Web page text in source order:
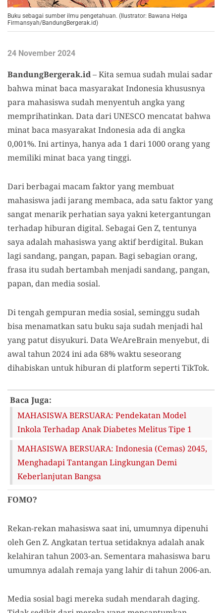
Buku sebagai sumber ilmu pengetahuan. (Ilustrator: Bawana Helga
Firmansyah/BandungBergerak.id)
24 November 2024
BandungBergerak.id– Kita semua sudah mulai sadar
bahwa minat baca masyarakat Indonesia khususnya
para mahasiswa sudah menyentuh angka yang
memprihatinkan. Data dari UNESCO mencatat bahwa
minat baca masyarakat Indonesia ada di angka
0,001%. Ini artinya, hanya ada 1 dari 1000 orang yang
memiliki minat baca yang tinggi.
Dari berbagai macam faktor yang membuat
mahasiswa jadi jarang membaca, ada satu faktor yang
sangat menarik perhatian saya yakni ketergantungan
terhadap hiburan digital. Sebagai Gen Z, tentunya
saya adalah mahasiswa yang aktif berdigital. Bukan
lagi sandang, pangan, papan. Bagi sebagian orang,
frasa itu sudah bertambah menjadi sandang, pangan,
papan, dan media sosial.
Di tengah gempuran media sosial, seminggu sudah
bisa menamatkan satu buku saja sudah menjadi hal
yang patut disyukuri. Data WeAreBrain menyebut, di
awal tahun 2024 ini ada 68% waktu seseorang
dihabiskan untuk hiburan di platform seperti TikTok.
Baca Juga:
MAHASISWA BERSUARA: Pendekatan Model
Inkola Terhadap Anak Diabetes Melitus Tipe 1
MAHASISWA BERSUARA: Indonesia (Cemas) 2045,
Menghadapi Tantangan Lingkungan Demi
Keberlanjutan Bangsa
FOMO?
Rekan-rekan mahasiswa saat ini, umumnya dipenuhi
oleh Gen Z. Angkatan tertua setidaknya adalah anak
kelahiran tahun 2003-an. Sementara mahasiswa baru
umumnya adalah remaja yang lahir di tahun 2006-an.
Media sosial bagi mereka sudah mendarah daging.